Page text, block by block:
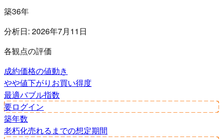
築36年
分析日: 2026年7月11日
各観点の評価
成約価格の値動き
やや値下がり お買い得度
最適バブル指数
要ログイン
築年数
老朽化売れるまでの想定期間